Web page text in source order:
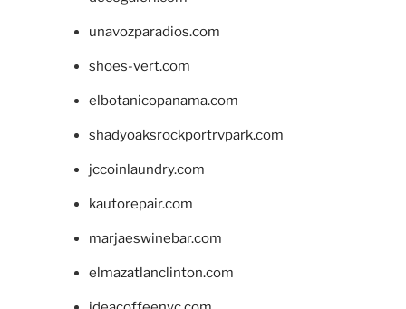
unavozparadios.com
shoes-vert.com
elbotanicopanama.com
shadyoaksrockportrvpark.com
jccoinlaundry.com
kautorepair.com
marjaeswinebar.com
elmazatlanclinton.com